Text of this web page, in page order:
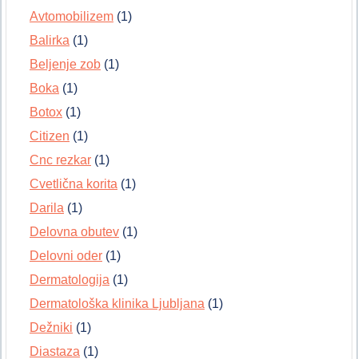
Avtomobilizem (1)
Balirka (1)
Beljenje zob (1)
Boka (1)
Botox (1)
Citizen (1)
Cnc rezkar (1)
Cvetlična korita (1)
Darila (1)
Delovna obutev (1)
Delovni oder (1)
Dermatologija (1)
Dermatološka klinika Ljubljana (1)
Dežniki (1)
Diastaza (1)